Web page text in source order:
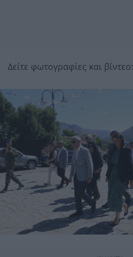
Δείτε φωτογραφίες και βίντεο: